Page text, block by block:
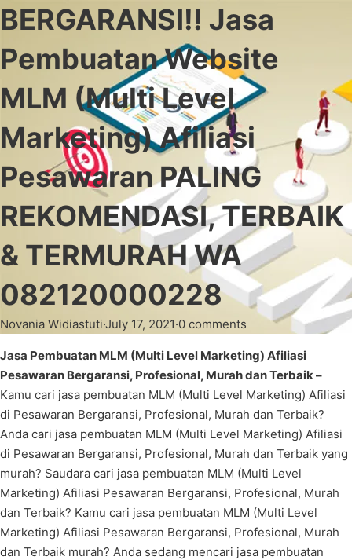
BERGARANSI!! Jasa
Pembuatan Website
MLM (Multi Level
Marketing) Afiliasi
Pesawaran PALING
REKOMENDASI, TERBAIK
& TERMURAH WA
082120000228
Novania Widiastuti·July 17, 2021·0 comments
Jasa Pembuatan MLM (Multi Level Marketing) Afiliasi
Pesawaran Bergaransi, Profesional, Murah dan Terbaik –
Kamu cari jasa pembuatan MLM (Multi Level Marketing) Afiliasi
di Pesawaran Bergaransi, Profesional, Murah dan Terbaik?
Anda cari jasa pembuatan MLM (Multi Level Marketing) Afiliasi
di Pesawaran Bergaransi, Profesional, Murah dan Terbaik yang
murah? Saudara cari jasa pembuatan MLM (Multi Level
Marketing) Afiliasi Pesawaran Bergaransi, Profesional, Murah
dan Terbaik? Kamu cari jasa pembuatan MLM (Multi Level
Marketing) Afiliasi Pesawaran Bergaransi, Profesional, Murah
dan Terbaik murah? Anda sedang mencari jasa pembuatan